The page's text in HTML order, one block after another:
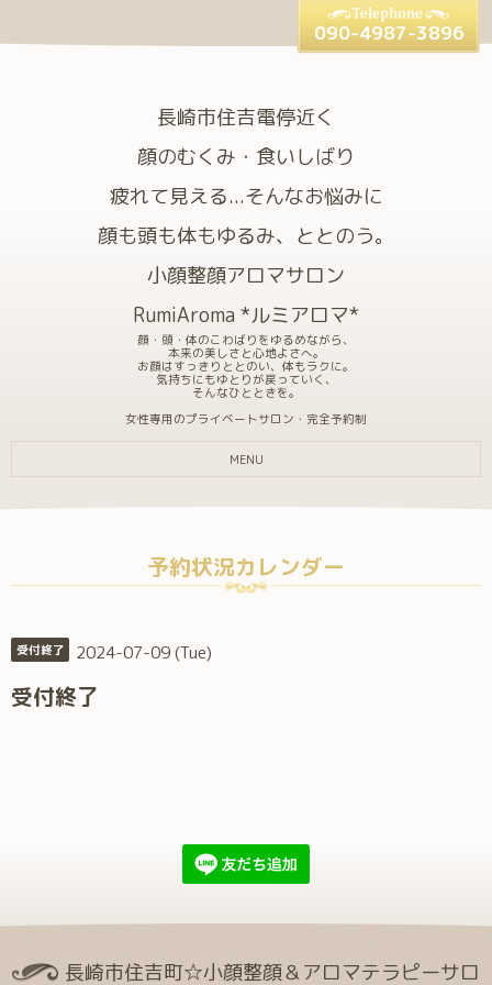
長崎市住吉電停近く
顔のむくみ・食いしばり
疲れて見える...そんなお悩みに
顔も頭も体もゆるみ、ととのう。
小顔整顔アロマサロン
RumiAroma *ルミアロマ*
顔・頭・体のこわばりをゆるめながら、
本来の美しさと心地よさへ。
お顔はすっきりととのい、体もラクに。
気持ちにもゆとりが戻っていく、
そんなひとときを。
女性専用のプライベートサロン・完全予約制
090-4987-3896
MENU
予約状況カレンダー
受付終了 2024-07-09 (Tue)
受付終了
長崎市住吉町☆小顔整顔＆アロマテラピーサロ